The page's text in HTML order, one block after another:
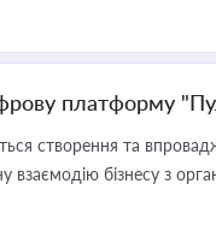
платформу
створення та
взаємодію бізнесу з